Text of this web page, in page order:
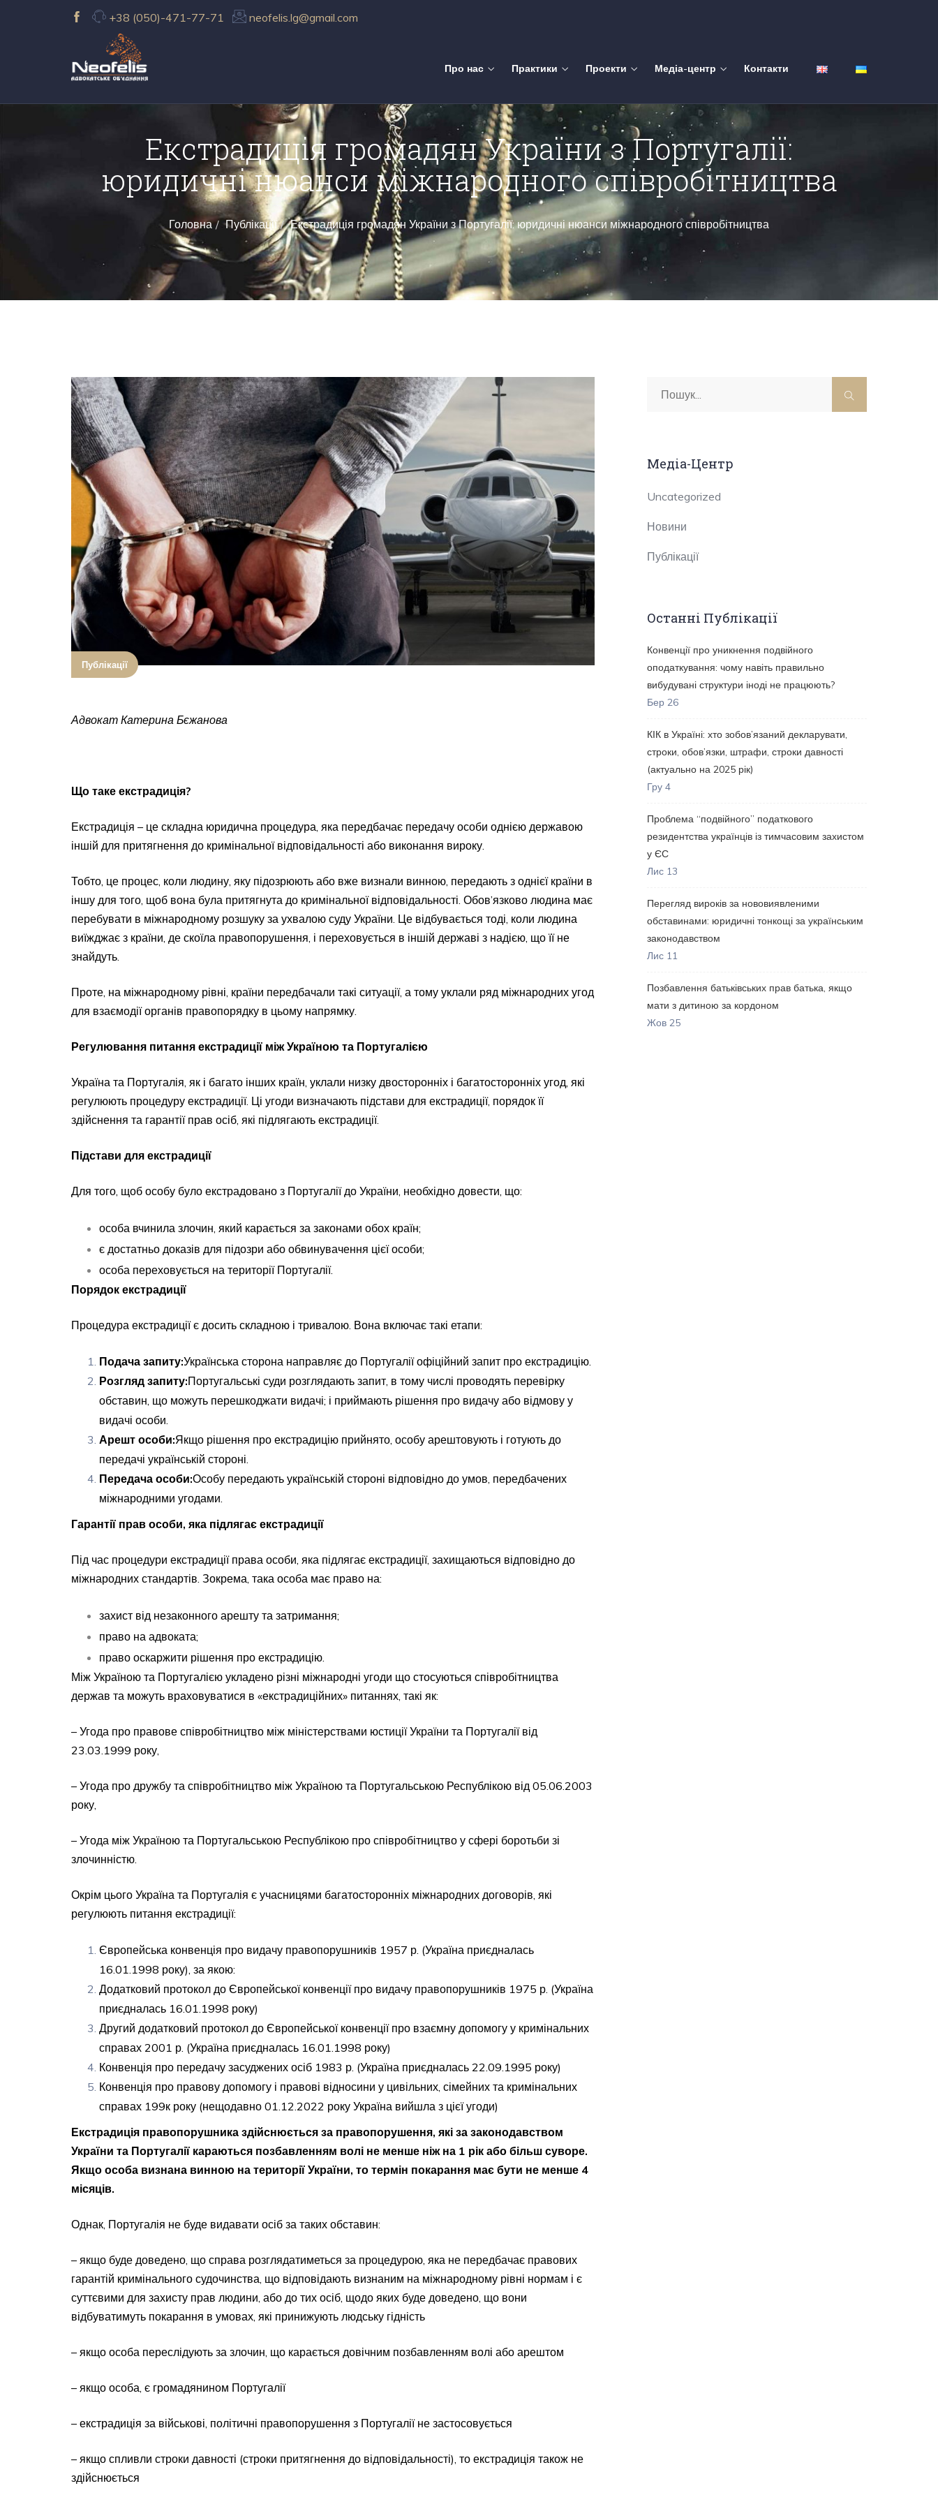
+38 (050)-471-77-71 neofelis.lg@gmail.com
Про нас Практики Проекти Медіа-центр Контакти
Екстрадиція громадян України з Португалії:
юридичні нюанси міжнародного співробітництва
Головна Публікації Екстрадиція громадян України з Португалії: юридичні нюанси міжнародного співробітництва
Публікації
Адвокат Катерина Бєжанова
Що таке екстрадиція?
Екстрадиція – це складна юридична процедура, яка передбачає передачу особи однією державою
іншій для притягнення до кримінальної відповідальності або виконання вироку.
Тобто, це процес, коли людину, яку підозрюють або вже визнали винною, передають з однієї країни в
іншу для того, щоб вона була притягнута до кримінальної відповідальності. Обов’язково людина має
перебувати в міжнародному розшуку за ухвалою суду України. Це відбувається тоді, коли людина
виїжджає з країни, де скоїла правопорушення, і переховується в іншій державі з надією, що її не
знайдуть.
Проте, на міжнародному рівні, країни передбачали такі ситуації, а тому уклали ряд міжнародних угод
для взаємодії органів правопорядку в цьому напрямку.
Регулювання питання екстрадиції між Україною та Португалією
Україна та Португалія, як і багато інших країн, уклали низку двосторонніх і багатосторонніх угод, які
регулюють процедуру екстрадиції. Ці угоди визначають підстави для екстрадиції, порядок її
здійснення та гарантії прав осіб, які підлягають екстрадиції.
Підстави для екстрадиції
Для того, щоб особу було екстрадовано з Португалії до України, необхідно довести, що:
особа вчинила злочин, який карається за законами обох країн;
є достатньо доказів для підозри або обвинувачення цієї особи;
особа переховується на території Португалії.
Порядок екстрадиції
Процедура екстрадиції є досить складною і тривалою. Вона включає такі етапи:
Подача запиту:Українська сторона направляє до Португалії офіційний запит про екстрадицію.
Розгляд запиту:Португальські суди розглядають запит, в тому числі проводять перевірку
обставин, що можуть перешкоджати видачі; і приймають рішення про видачу або відмову у
видачі особи.
Арешт особи:Якщо рішення про екстрадицію прийнято, особу арештовують і готують до
передачі українській стороні.
Передача особи:Особу передають українській стороні відповідно до умов, передбачених
міжнародними угодами.
Гарантії прав особи, яка підлягає екстрадиції
Під час процедури екстрадиції права особи, яка підлягає екстрадиції, захищаються відповідно до
міжнародних стандартів. Зокрема, така особа має право на:
захист від незаконного арешту та затримання;
право на адвоката;
право оскаржити рішення про екстрадицію.
Між Україною та Португалією укладено різні міжнародні угоди що стосуються співробітництва
держав та можуть враховуватися в «екстрадиційних» питаннях, такі як:
– Угода про правове співробітництво між міністерствами юстиції України та Португалії від
23.03.1999 року,
– Угода про дружбу та співробітництво між Україною та Португальською Республікою від 05.06.2003
року,
– Угода між Україною та Португальською Республікою про співробітництво у сфері боротьби зі
злочинністю.
Окрім цього Україна та Португалія є учасницями багатосторонніх міжнародних договорів, які
регулюють питання екстрадиції:
Європейська конвенція про видачу правопорушників 1957 р. (Україна приєдналась
16.01.1998 року), за якою:
Додатковий протокол до Європейської конвенції про видачу правопорушників 1975 р. (Україна
приєдналась 16.01.1998 року)
Другий додатковий протокол до Європейської конвенції про взаємну допомогу у кримінальних
справах 2001 р. (Україна приєдналась 16.01.1998 року)
Конвенція про передачу засуджених осіб 1983 р. (Україна приєдналась 22.09.1995 року)
Конвенція про правову допомогу і правові відносини у цивільних, сімейних та кримінальних
справах 199к року (нещодавно 01.12.2022 року Україна вийшла з цієї угоди)
Екстрадиція правопорушника здійснюється за правопорушення, які за законодавством
України та Португалії караються позбавленням волі не менше ніж на 1 рік або більш суворе.
Якщо особа визнана винною на території України, то термін покарання має бути не менше 4
місяців.
Однак, Португалія не буде видавати осіб за таких обставин:
– якщо буде доведено, що справа розглядатиметься за процедурою, яка не передбачає правових
гарантій кримінального судочинства, що відповідають визнаним на міжнародному рівні нормам і є
суттєвими для захисту прав людини, або до тих осіб, щодо яких буде доведено, що вони
відбуватимуть покарання в умовах, які принижують людську гідність
– якщо особа переслідують за злочин, що карається довічним позбавленням волі або арештом
– якщо особа, є громадянином Португалії
– екстрадиція за військові, політичні правопорушення з Португалії не застосовується
– якщо спливли строки давності (строки притягнення до відповідальності), то екстрадиція також не
здійснюється
Медіа-Центр
Uncategorized
Новини
Публікації
Останні Публікації
Конвенції про уникнення подвійного
оподаткування: чому навіть правильно
вибудувані структури іноді не працюють?
Бер 26
КІК в Україні: хто зобов’язаний декларувати,
строки, обов’язки, штрафи, строки давності
(актуально на 2025 рік)
Гру 4
Проблема “подвійного” податкового
резидентства українців із тимчасовим захистом
у ЄС
Лис 13
Перегляд вироків за нововиявленими
обставинами: юридичні тонкощі за українським
законодавством
Лис 11
Позбавлення батьківських прав батька, якщо
мати з дитиною за кордоном
Жов 25